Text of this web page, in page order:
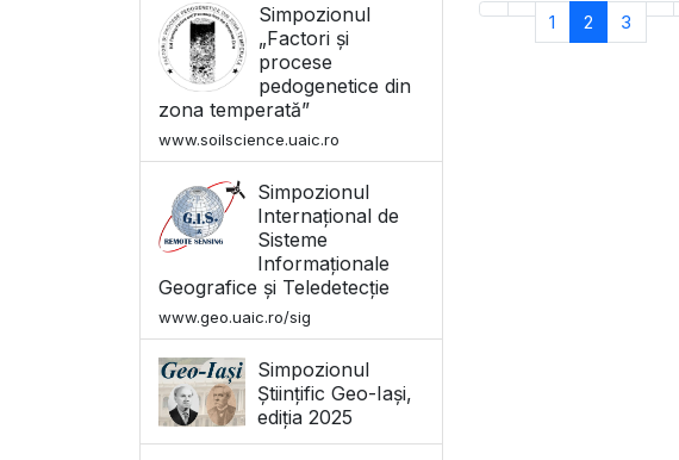
1 2 3
Simpozionul
„Factori și
procese
pedogenetice din
zona temperată”
www.soilscience.uaic.ro
Simpozionul
Internațional de
Sisteme
Informaționale
Geografice și Teledetecție
www.geo.uaic.ro/sig
Simpozionul
Științific Geo-Iași,
ediția 2025